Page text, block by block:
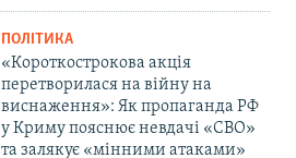
ПОЛІТИКА
«Короткострокова акція
перетворилася на війну на
виснаження»: Як пропаганда РФ
у Криму пояснює невдачі «СВО»
та залякує «мінними атаками»